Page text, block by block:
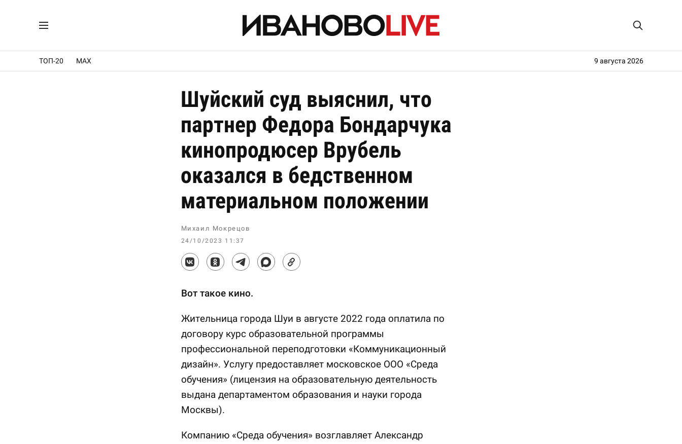
ТОП-20 MAX 9 августа 2026
Шуйский суд выяснил, что
партнер Федора Бондарчука
кинопродюсер Врубель
оказался в бедственном
материальном положении
Михаил Мокрецов
24/10/2023 11:37
Вот такое кино.
Жительница города Шуи в августе 2022 года оплатила по
договору курс образовательной программы
профессиональной переподготовки «Коммуникационный
дизайн». Услугу предоставляет московское ООО «Среда
обучения» (лицензия на образовательную деятельность
выдана департаментом образования и науки города
Москвы).
Компанию «Среда обучения» возглавляет Александр